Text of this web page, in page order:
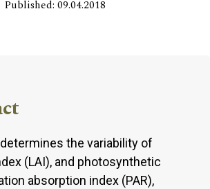
Published: 09.04.2018
the variability of
(LAI), and photosynthetic
absorption index (PAR),